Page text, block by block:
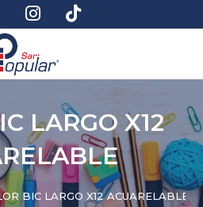
LARGO X12
BIC LARGO X12 ACUARELABLE